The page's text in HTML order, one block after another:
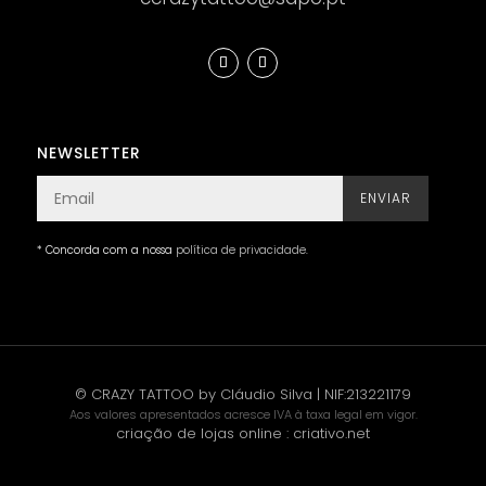
NEWSLETTER
ENVIAR
* Concorda com a nossa política de privacidade.
© CRAZY TATTOO by Cláudio Silva | NIF:213221179
Aos valores apresentados acresce IVA à taxa legal em vigor.
criação de lojas online : criativo.net